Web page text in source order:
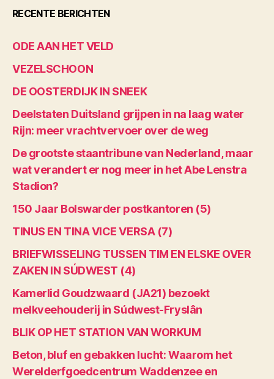
RECENTE BERICHTEN
ODE AAN HET VELD
VEZELSCHOON
DE OOSTERDIJK IN SNEEK
Deelstaten Duitsland grijpen in na laag water
Rijn: meer vrachtvervoer over de weg
De grootste staantribune van Nederland, maar
wat verandert er nog meer in het Abe Lenstra
Stadion?
150 Jaar Bolswarder postkantoren (5)
TINUS EN TINA VICE VERSA (7)
BRIEFWISSELING TUSSEN TIM EN ELSKE OVER
ZAKEN IN SÚDWEST (4)
Kamerlid Goudzwaard (JA21) bezoekt
melkveehouderij in Súdwest-Fryslân
BLIK OP HET STATION VAN WORKUM
Beton, bluf en gebakken lucht: Waarom het
Werelderfgoedcentrum Waddenzee en